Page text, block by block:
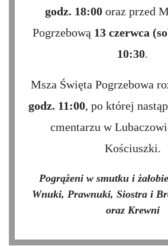
godz. 18:00 oraz przed
Pogrzebową 13 czerwca
10:30.
Msza Święta Pogrzebowa
godz. 11:00, po której
cmentarzu w
Kościuszki.
Pogrążeni w smutku i
Wnuki, Prawnuki, Siostra i
oraz Krewni